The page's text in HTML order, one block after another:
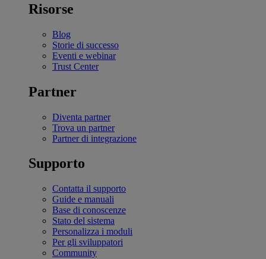
Risorse
Blog
Storie di successo
Eventi e webinar
Trust Center
Partner
Diventa partner
Trova un partner
Partner di integrazione
Supporto
Contatta il supporto
Guide e manuali
Base di conoscenze
Stato del sistema
Personalizza i moduli
Per gli sviluppatori
Community